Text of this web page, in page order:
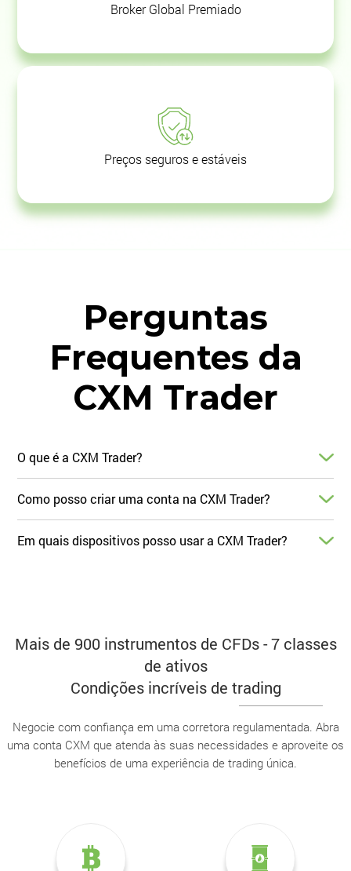
Broker Global Premiado
Preços seguros e estáveis
Perguntas
Frequentes da
CXM Trader
O que é a CXM Trader?
Como posso criar uma conta na CXM Trader?
Em quais dispositivos posso usar a CXM Trader?
Mais de 900 instrumentos de CFDs - 7 classes
de ativos
Condições incríveis de trading
Negocie com confiança em uma corretora regulamentada. Abra
uma conta CXM que atenda às suas necessidades e aproveite os
benefícios de uma experiência de trading única.